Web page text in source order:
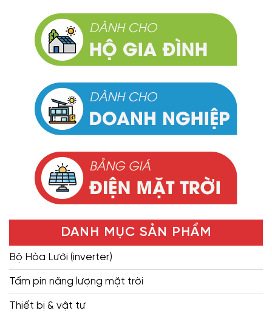
DANH MỤC SẢN PHẨM
Bộ Hòa Lưới (inverter)
Tấm pin năng lượng mặt trời
Thiết bị & vật tư